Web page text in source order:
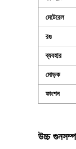
মেটেরেল
রঙ
ব্যবহার
মোড়ক
ফাংশন
উচ্চ